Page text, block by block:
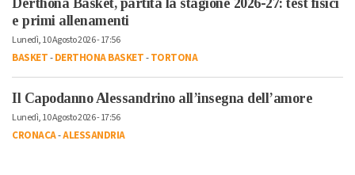
Derthona Basket, partita la stagione 2026-27: test fisici
e primi allenamenti
Lunedì, 10 Agosto 2026 - 17:56
BASKET-DERTHONA BASKET-TORTONA
Il Capodanno Alessandrino all’insegna dell’amore
Lunedì, 10 Agosto 2026 - 17:56
CRONACA-ALESSANDRIA